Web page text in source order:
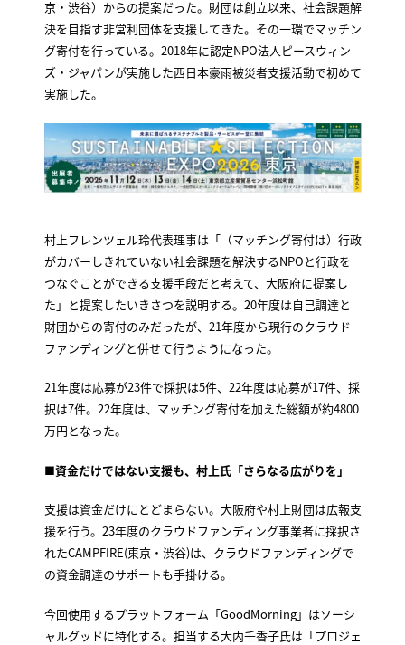
京・渋谷）からの提案だった。財団は創立以来、社会課題解
決を目指す非営利団体を支援してきた。その一環でマッチン
グ寄付を行っている。2018年に認定NPO法人ピースウィン
ズ・ジャパンが実施した西日本豪雨被災者支援活動で初めて
実施した。
村上フレンツェル玲代表理事は「（マッチング寄付は）行政
がカバーしきれていない社会課題を解決するNPOと行政を
つなぐことができる支援手段だと考えて、大阪府に提案し
た」と提案したいきさつを説明する。20年度は自己調達と
財団からの寄付のみだったが、21年度から現行のクラウド
ファンディングと併せて行うようになった。
21年度は応募が23件で採択は5件、22年度は応募が17件、採
択は7件。22年度は、マッチング寄付を加えた総額が約4800
万円となった。
■資金だけではない支援も、村上氏「さらなる広がりを」
支援は資金だけにとどまらない。大阪府や村上財団は広報支
援を行う。23年度のクラウドファンディング事業者に採択さ
れたCAMPFIRE(東京・渋谷)は、クラウドファンディングで
の資金調達のサポートも手掛ける。
今回使用するプラットフォーム「GoodMorning」はソーシ
ャルグッドに特化する。担当する大内千香子氏は「プロジェ